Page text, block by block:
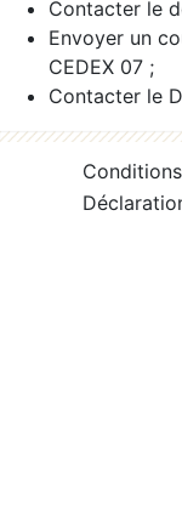
Contacter le
Envoyer un
CEDEX 07 ;
Contacter le